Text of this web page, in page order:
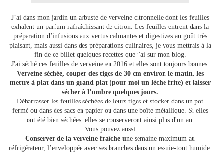
J’ai dans mon jardin un arbuste de verveine citronnelle dont les feuilles
exhalent un parfum rafraîchissant de citron. Les feuilles entrent dans la
préparation d’infusions aux vertus calmantes et digestives au goût très
plaisant, mais aussi dans des préparations culinaires, je vous mettrais à la
fin de ce billet quelques recettes que j'ai sur mon blog.
J'ai séché ces feuilles de verveine en 2016 et elles sont toujours bonnes.
Verveine séchée, couper des tiges de 30 cm environ le matin, les
mettre à plat dans un grand plat (pour moi un lèche frite) et laisser
sécher à l’ombre quelques jours.
Débarrasser les feuilles séchées de leurs tiges et stocker dans un pot
fermé ou dans des sacs en papier ou dans une boîte métallique. Si elles
ont été bien séchées, elles se conserveront ainsi plus d'un an.
Vous pouvez aussi
Conserver de la verveine fraîche une semaine maximum au
réfrigérateur, l’enveloppée avec ses branches dans un essuie-tout humide.